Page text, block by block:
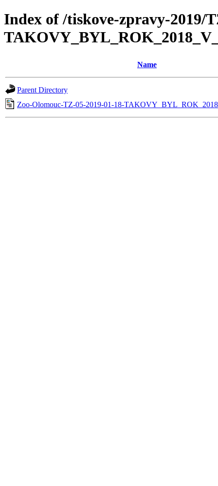
Index of /tiskove-zpravy-2019/
Name
Parent Directory
Zoo-Olomouc-TZ-05-2019-01-18-